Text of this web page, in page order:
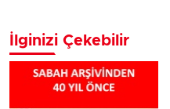
İlginizi Çekebilir